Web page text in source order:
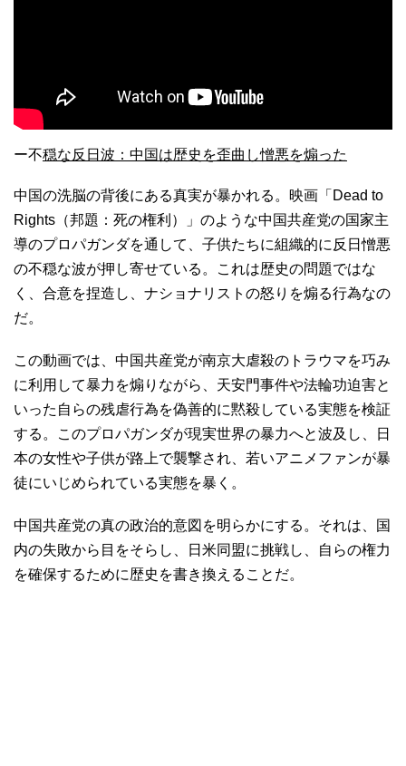
ー不穏な反日波：中国は歴史を歪曲し憎悪を煽った
中国の洗脳の背後にある真実が暴かれる。映画「Dead to
Rights（邦題：死の権利）」のような中国共産党の国家主
導のプロパガンダを通して、子供たちに組織的に反日憎悪
の不穏な波が押し寄せている。これは歴史の問題ではな
く、合意を捏造し、ナショナリストの怒りを煽る行為なの
だ。
この動画では、中国共産党が南京大虐殺のトラウマを巧み
に利用して暴力を煽りながら、天安門事件や法輪功迫害と
いった自らの残虐行為を偽善的に黙殺している実態を検証
する。このプロパガンダが現実世界の暴力へと波及し、日
本の女性や子供が路上で襲撃され、若いアニメファンが暴
徒にいじめられている実態を暴く。
中国共産党の真の政治的意図を明らかにする。それは、国
内の失敗から目をそらし、日米同盟に挑戦し、自らの権力
を確保するために歴史を書き換えることだ。